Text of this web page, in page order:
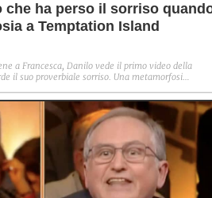
che ha perso il sorriso
a Temptation Island
a Francesca, Danilo vede il primo video della
il suo proverbiale sorriso. Una metamorfosi